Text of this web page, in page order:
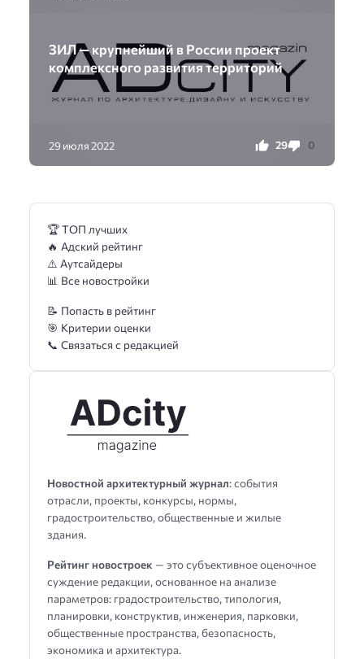
ЗИЛ — крупнейший в России проект
комплексного развития территорий
29 июля 2022 29 0
Новостной архитектурный журнал: события
отрасли, проекты, конкурсы, нормы,
градостроительство, общественные и жилые
здания.
Рейтинг новостроек — это субъективное оценочное
суждение редакции, основанное на анализе
параметров: градостроительство, типология,
планировки, конструктив, инженерия, парковки,
общественные пространства, безопасность,
экономика и архитектура.
🏆 ТОП лучших
🔥 Адский рейтинг
⚠️ Аутсайдеры
📊 Все новостройки
📝 Попасть в рейтинг
🎯 Критерии оценки
📞 Связаться с редакцией